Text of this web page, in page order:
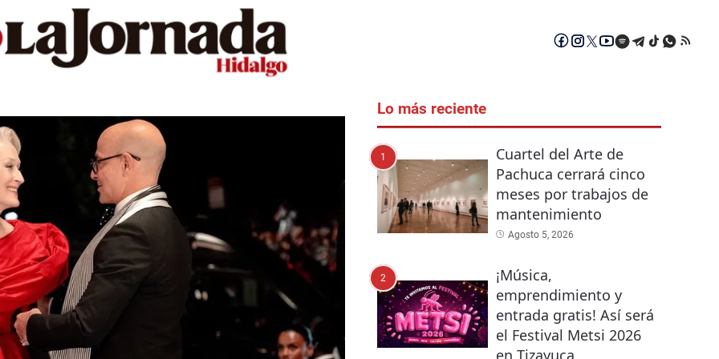
Lo más reciente
1
Cuartel del Arte de
Pachuca cerrará cinco
meses por trabajos de
mantenimiento
Agosto 5, 2026
2
¡Música,
emprendimiento y
entrada gratis! Así será
el Festival Metsi 2026
en Tizayuca